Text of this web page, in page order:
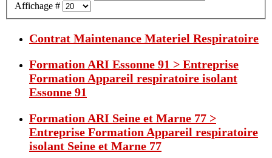
Affichage #
Contrat Maintenance Materiel Respiratoire
Formation ARI Essonne 91 > Entreprise
Formation Appareil respiratoire isolant
Essonne 91
Formation ARI Seine et Marne 77 >
Entreprise Formation Appareil respiratoire
isolant Seine et Marne 77